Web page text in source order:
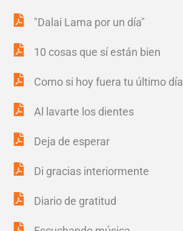
"Dalai Lama por un día"
10 cosas que sí están bien
Como si hoy fuera tu último día
Al lavarte los dientes
Deja de esperar
Di gracias interiormente
Diario de gratitud